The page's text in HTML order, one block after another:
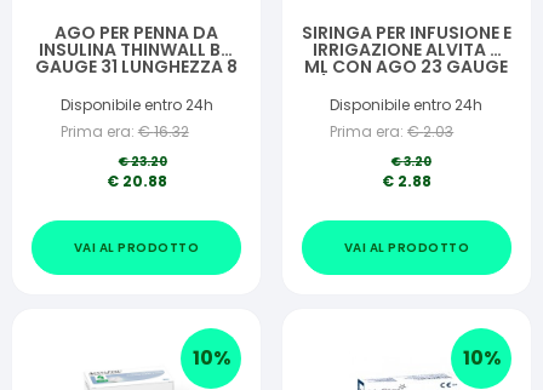
AGO PER PENNA DA
INSULINA THINWALL BD
GAUGE 31 LUNGHEZZA 8
Disponibile entro 24h
Prima era: €16.32
€23.20
€ 20.88
VAI AL PRODOTTO
SIRINGA PER INFUSIONE E
IRRIGAZIONE ALVITA 5
ML CON AGO 23 GAUGE
Disponibile entro 24h
Prima era: €2.03
€3.20
€ 2.88
VAI AL PRODOTTO
10% 10%